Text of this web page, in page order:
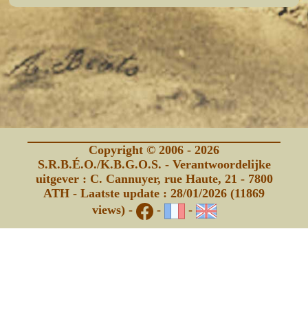
Copyright © 2006 - 2026
S.R.B.É.O./K.B.G.O.S. - Verantwoordelijke
uitgever : C. Cannuyer, rue Haute, 21 - 7800
ATH - Laatste update : 28/01/2026 (11869
views) -
- -